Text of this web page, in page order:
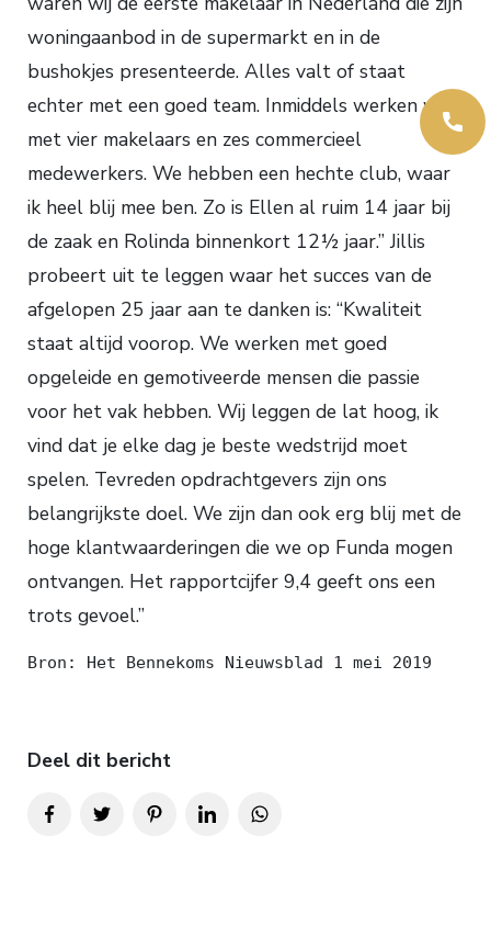
woningaanbod in de supermarkt en in de
bushokjes presenteerde. Alles valt of staat
echter met een goed team. Inmiddels werken we
met vier makelaars en zes commercieel
medewerkers. We hebben een hechte club, waar
ik heel blij mee ben. Zo is Ellen al ruim 14 jaar bij
de zaak en Rolinda binnenkort 12½ jaar.” Jillis
probeert uit te leggen waar het succes van de
afgelopen 25 jaar aan te danken is: “Kwaliteit
staat altijd voorop. We werken met goed
opgeleide en gemotiveerde mensen die passie
voor het vak hebben. Wij leggen de lat hoog, ik
vind dat je elke dag je beste wedstrijd moet
spelen. Tevreden opdrachtgevers zijn ons
belangrijkste doel. We zijn dan ook erg blij met de
hoge klantwaarderingen die we op Funda mogen
ontvangen. Het rapportcijfer 9,4 geeft ons een
trots gevoel.”
Bron: Het Bennekoms Nieuwsblad 1 mei 2019
Deel dit bericht